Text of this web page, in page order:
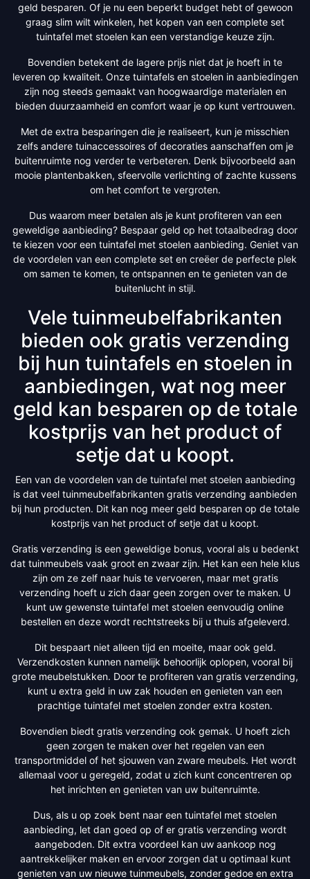
geld besparen. Of je nu een beperkt budget hebt of gewoon
graag slim wilt winkelen, het kopen van een complete set
tuintafel met stoelen kan een verstandige keuze zijn.
Bovendien betekent de lagere prijs niet dat je hoeft in te
leveren op kwaliteit. Onze tuintafels en stoelen in aanbiedingen
zijn nog steeds gemaakt van hoogwaardige materialen en
bieden duurzaamheid en comfort waar je op kunt vertrouwen.
Met de extra besparingen die je realiseert, kun je misschien
zelfs andere tuinaccessoires of decoraties aanschaffen om je
buitenruimte nog verder te verbeteren. Denk bijvoorbeeld aan
mooie plantenbakken, sfeervolle verlichting of zachte kussens
om het comfort te vergroten.
Dus waarom meer betalen als je kunt profiteren van een
geweldige aanbieding? Bespaar geld op het totaalbedrag door
te kiezen voor een tuintafel met stoelen aanbieding. Geniet van
de voordelen van een complete set en creëer de perfecte plek
om samen te komen, te ontspannen en te genieten van de
buitenlucht in stijl.
Vele tuinmeubelfabrikanten
bieden ook gratis verzending
bij hun tuintafels en stoelen in
aanbiedingen, wat nog meer
geld kan besparen op de totale
kostprijs van het product of
setje dat u koopt.
Een van de voordelen van de tuintafel met stoelen aanbieding
is dat veel tuinmeubelfabrikanten gratis verzending aanbieden
bij hun producten. Dit kan nog meer geld besparen op de totale
kostprijs van het product of setje dat u koopt.
Gratis verzending is een geweldige bonus, vooral als u bedenkt
dat tuinmeubels vaak groot en zwaar zijn. Het kan een hele klus
zijn om ze zelf naar huis te vervoeren, maar met gratis
verzending hoeft u zich daar geen zorgen over te maken. U
kunt uw gewenste tuintafel met stoelen eenvoudig online
bestellen en deze wordt rechtstreeks bij u thuis afgeleverd.
Dit bespaart niet alleen tijd en moeite, maar ook geld.
Verzendkosten kunnen namelijk behoorlijk oplopen, vooral bij
grote meubelstukken. Door te profiteren van gratis verzending,
kunt u extra geld in uw zak houden en genieten van een
prachtige tuintafel met stoelen zonder extra kosten.
Bovendien biedt gratis verzending ook gemak. U hoeft zich
geen zorgen te maken over het regelen van een
transportmiddel of het sjouwen van zware meubels. Het wordt
allemaal voor u geregeld, zodat u zich kunt concentreren op
het inrichten en genieten van uw buitenruimte.
Dus, als u op zoek bent naar een tuintafel met stoelen
aanbieding, let dan goed op of er gratis verzending wordt
aangeboden. Dit extra voordeel kan uw aankoop nog
aantrekkelijker maken en ervoor zorgen dat u optimaal kunt
genieten van uw nieuwe tuinmeubels, zonder gedoe en extra